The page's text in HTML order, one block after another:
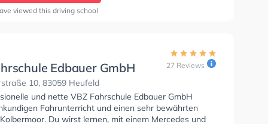
der Schule. In der Fahrschule Franz Neureither -
Sie können einen Termin online anfragen.
viewed this driving school
Edbauer GmbH
10, 83059 Heufeld
27 Reviews
und nette VBZ Fahrschule Edbauer GmbH
Fahrunterricht und einen sehr bewährten
Du wirst lernen, mit einem Mercedes und